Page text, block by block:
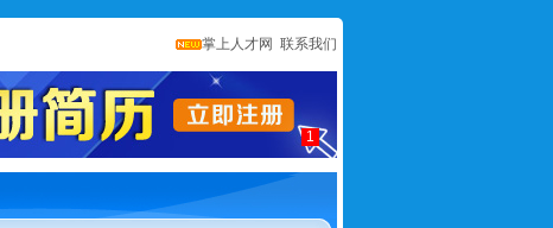
掌上人才网 联系我们
1